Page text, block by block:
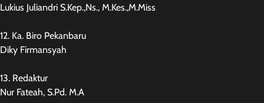
Lukius Juliandri S.Kep.,Ns., M.Kes.,M.Miss
12. Ka. Biro Pekanbaru
Diky Firmansyah
13. Redaktur
Nur Fateah, S.Pd. M.A